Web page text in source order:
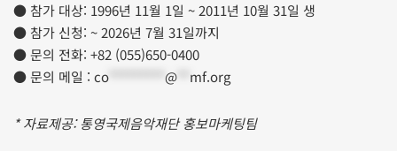
● 참가 대상: 1996년 11월 1일 ~ 2011년 10월 31일 생
● 참가 신청: ~ 2026년 7월 31일까지
● 문의 전화: +82 (055)650-0400
● 문의 메일 : co @ mf.org
* 자료제공: 통영국제음악재단 홍보마케팅팀